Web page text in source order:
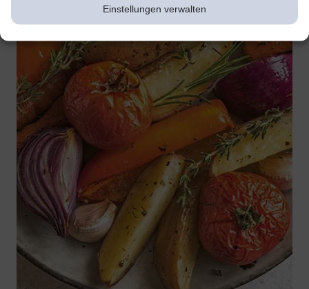
Einstellungen verwalten